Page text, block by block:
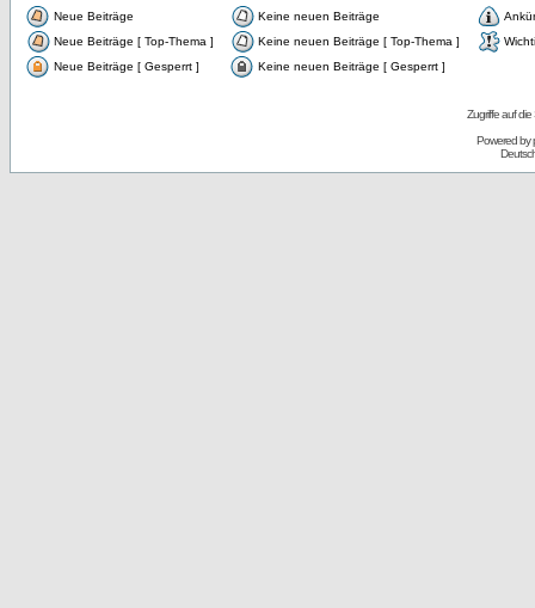
Neue Beiträge Keine neuen Beiträge
Neue Beiträge [ Top-Thema ]
Keine neuen Beiträge [ Top-Thema ]
Neue Beiträge [ Gesperrt ]
Keine neuen Beiträge [ Gesperrt ]
Zugriffe auf
Powered by